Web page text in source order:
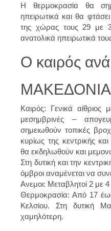
Η θερμοκρασία θα
ηπειρωτικά και θα
της χώρας τους 29 με
ανατολικά ηπειρωτικά
Ο καιρός
Καιρός: Γενικά αίθριος
μεσημβρινές –
σημειωθούν τοπικές
κυρίως της κεντρικής
θα εκδηλωθούν και
Στη δυτική και την
όμβροι αναμένεται να
Ανεμοι: Μεταβλητοί 2 με
Θερμοκρασία: Από 17
Κελσίου. Στη δυτική
χαμηλότερη.